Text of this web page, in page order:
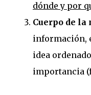
dónde y por
Cuerpo de la
información,
idea
importancia